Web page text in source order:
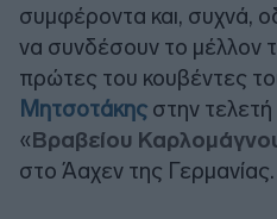
συμφέροντα και, συχνά,
να συνδέσουν το μέλλον
πρώτες του κουβέντες
Μητσοτάκης στην
«Βραβείου
στο Άαχεν της Γερμανίας.